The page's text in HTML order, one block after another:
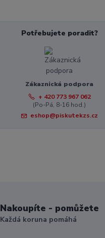
Potřebujete poradit?
Zákaznická podpora
+ 420 773 967 062
(Po-Pá, 8-16 hod.)
eshop@piskutekzs.cz
Nakoupíte - pomůžete
Každá koruna pomáhá